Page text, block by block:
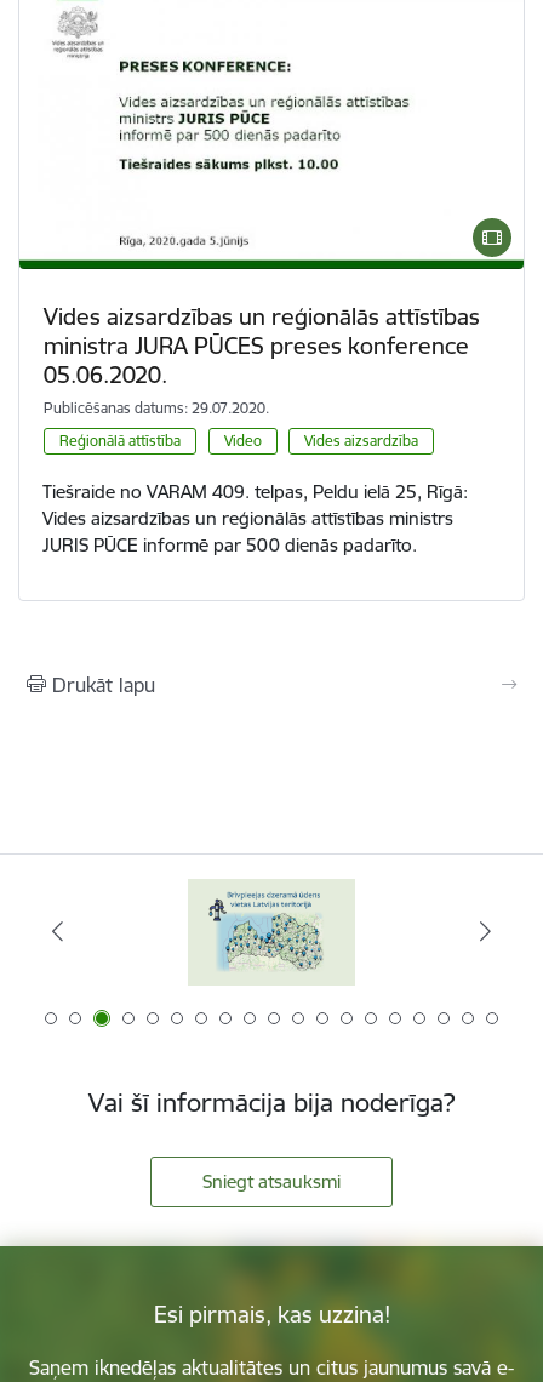
Vides aizsardzības un reģionālās attīstības
ministra JURA PŪCES preses konference
05.06.2020.
Publicēšanas datums: 29.07.2020.
Reģionālā attīstība
Video Vides aizsardzība
Tiešraide no VARAM 409. telpas, Peldu ielā 25, Rīgā:
Vides aizsardzības un reģionālās attīstības ministrs
JURIS PŪCE informē par 500 dienās padarīto.
Drukāt lapu
Vai šī informācija bija noderīga?
Sniegt atsauksmi
Esi pirmais, kas uzzina!
Saņem iknedēļas aktualitātes un citus jaunumus savā e-